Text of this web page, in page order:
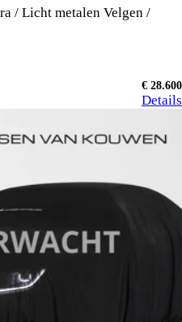
/ Licht metalen Velgen /
€ 28.600
Details